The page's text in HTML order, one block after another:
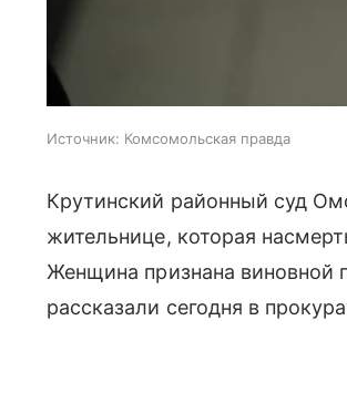
Источник: Комсомольская правда
Крутинский районный суд
жительнице, которая
Женщина признана виновной
рассказали сегодня в